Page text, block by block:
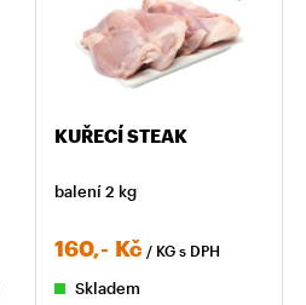
KUŘECÍ STEAK
balení 2 kg
160,- Kč / KG s DPH
Skladem